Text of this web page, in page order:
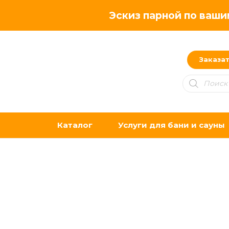
Эскиз парной по
Поиск
товаров
Каталог Услуги для бани и сауны